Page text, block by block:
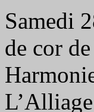
Samedi
de cor